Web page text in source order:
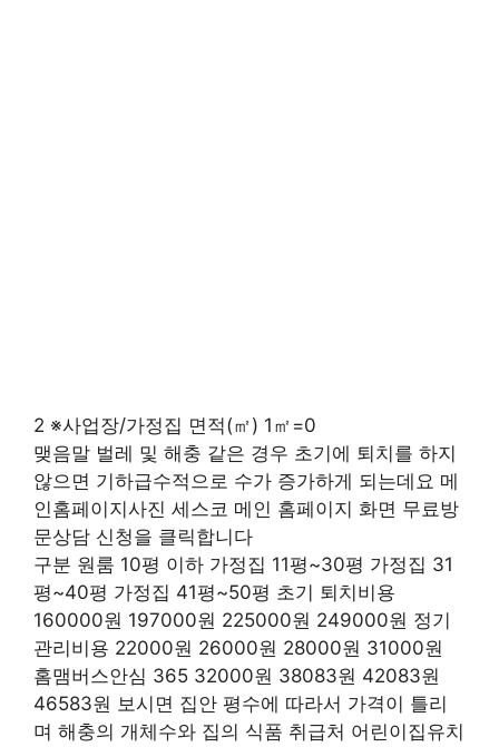
2 ※사업장/가정집 면적(㎡) 1㎡=0
맺음말 벌레 및 해충 같은 경우 초기에 퇴치를 하지
않으면 기하급수적으로 수가 증가하게 되는데요 메
인홈페이지사진 세스코 메인 홈페이지 화면 무료방
문상담 신청을 클릭합니다
구분 원룸 10평 이하 가정집 11평~30평 가정집 31
평~40평 가정집 41평~50평 초기 퇴치비용
160000원 197000원 225000원 249000원 정기
관리비용 22000원 26000원 28000원 31000원
홈맴버스안심 365 32000원 38083원 42083원
46583원 보시면 집안 평수에 따라서 가격이 틀리
며 해충의 개체수와 집의 식품 취급처 어린이집유치